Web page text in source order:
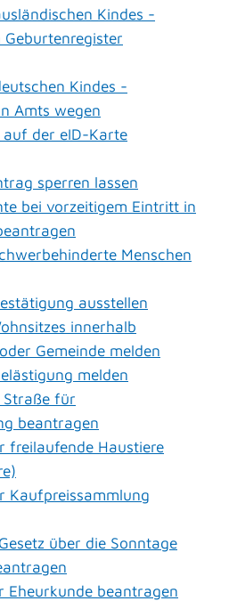
Kindes -
Kindes -
Amts wegen
auf der eID-Karte
sperren lassen
bei vorzeitigem Eintritt in
Menschen
ausstellen
innerhalb
Gemeinde melden
melden
für
beantragen
freilaufende Haustiere
Kaufpreissammlung
über die Sonntage
Eheurkunde beantragen